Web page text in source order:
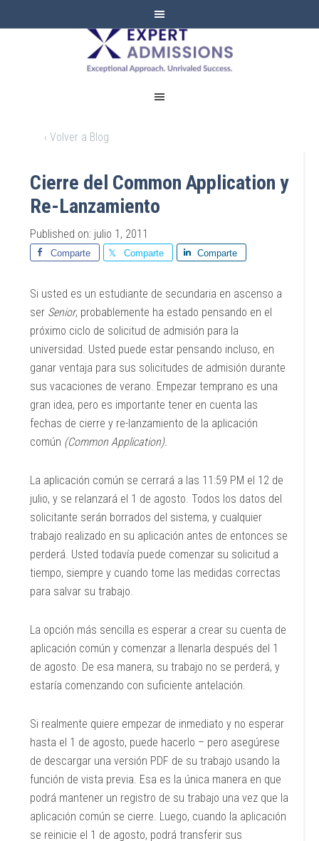
EXPERT
ADMISSIONS
‹ Volver a Blog
Cierre del Common Application y
Re-Lanzamiento
Published on: julio 1, 2011
Comparte Comparte Comparte
Si usted es un estudiante de secundaria en ascenso a
ser Senior, probablemente ha estado pensando en el
próximo ciclo de solicitud de admisión para la
universidad. Usted puede estar pensando incluso, en
ganar ventaja para sus solicitudes de admisión durante
sus vacaciones de verano. Empezar temprano es una
gran idea, pero es importante tener en cuenta las
fechas de cierre y re-lanzamiento de la aplicación
común (Common Application).
La aplicación común se cerrará a las 11:59 PM el 12 de
julio, y se relanzará el 1 de agosto. Todos los datos del
solicitante serán borrados del sistema, y cualquier
trabajo realizado en su aplicación antes de entonces se
perderá. Usted todavía puede comenzar su solicitud a
tiempo, siempre y cuando tome las medidas correctas
para salvar su trabajo.
La opción más sencilla es esperar a crear su cuenta de
aplicación común y comenzar a llenarla después del 1
de agosto. De esa manera, su trabajo no se perderá, y
estaría comenzando con suficiente antelación.
Si realmente quiere empezar de inmediato y no esperar
hasta el 1 de agosto, puede hacerlo – pero asegúrese
de descargar una versión PDF de su trabajo usando la
función de vista previa. Esa es la única manera en que
podrá mantener un registro de su trabajo una vez que la
aplicación común se cierre. Luego, cuando la aplicación
se reinicie el 1 de agosto, podrá transferir sus